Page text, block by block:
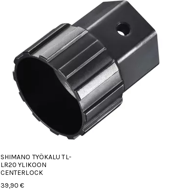
SHIMANO TYÖKALU TL-
LR20 YLIKOON
CENTERLOCK
39,90 €